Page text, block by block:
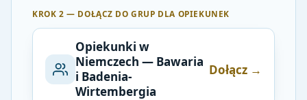
KROK 2 — DOŁĄCZ DO GRUP DLA OPIEKUNEK
Opiekunki w
Niemczech — Bawaria
i Badenia-
Wirtembergia
Dołącz →